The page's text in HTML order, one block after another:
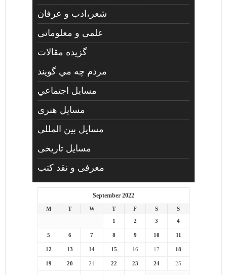
شعر،ادب و عرفان
علمی و معلوماتی
گزیده مقالات
مردم چه مي گويند
مسايل اجتماعي
مسايل هنری
مسایل بین المللی
مسایل تاریخی
معرفی و نقد کتب
September 2022
M T W T F S
S
1
2 3 4
5 6 7 8 9 10 11
12 13 14 15 16 17 18
19 20 21 22 23 24 25